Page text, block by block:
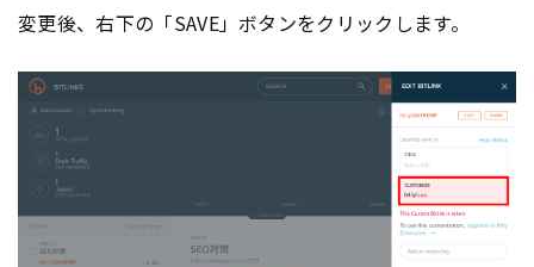
変更後、右下の「SAVE」ボタンをクリックします。